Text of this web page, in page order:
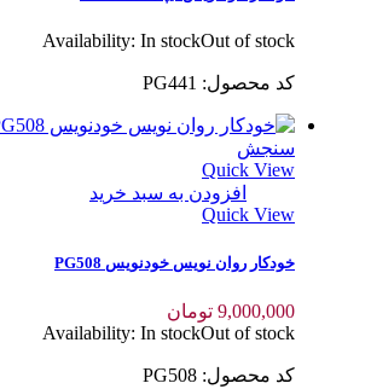
Availability:In stockOut of stock
کد محصول: PG441
سنجش
Quick View
افزودن به سبد خرید
Quick View
خودکار روان نویس خودنویس PG508
9,000,000 تومان
Availability:In stockOut of stock
کد محصول: PG508